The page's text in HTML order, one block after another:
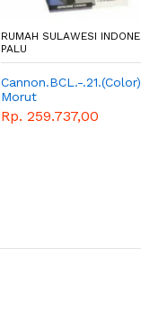
RUMAH SULAWESI
PALU
Cannon.BCL.-.21.(Color)
Morut
Rp. 259.737,00